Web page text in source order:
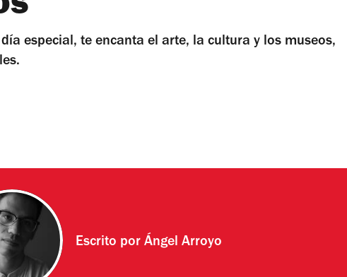
especial, te encanta el arte, la cultura y los museos,
Escrito por Ángel Arroyo